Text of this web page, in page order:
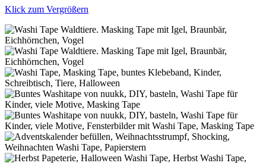
Klick zum Vergrößern